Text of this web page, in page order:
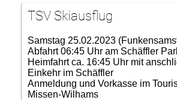
TSV Skiausflug
Samstag 25.02.2023
Abfahrt 06:45 Uhr am Schäffler
Heimfahrt ca. 16:45 Uhr mit
Einkehr im Schäffler
Anmeldung und Vorkasse im
Missen-Wilhams